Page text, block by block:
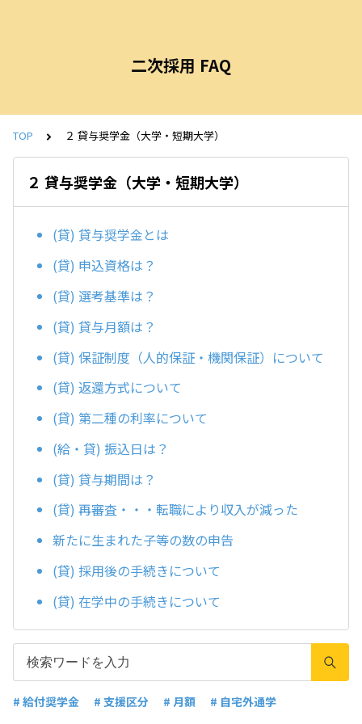
二次採用 FAQ
TOP ２ 貸与奨学金（大学・短期大学）
２ 貸与奨学金（大学・短期大学）
(貸) 貸与奨学金とは
(貸) 申込資格は？
(貸) 選考基準は？
(貸) 貸与月額は？
(貸) 保証制度（人的保証・機関保証）について
(貸) 返還方式について
(貸) 第二種の利率について
(給・貸) 振込日は？
(貸) 貸与期間は？
(貸) 再審査・・・転職により収入が減った
新たに生まれた子等の数の申告
(貸) 採用後の手続きについて
(貸) 在学中の手続きについて
# 給付奨学金 # 支援区分 # 月額
# 自宅外通学